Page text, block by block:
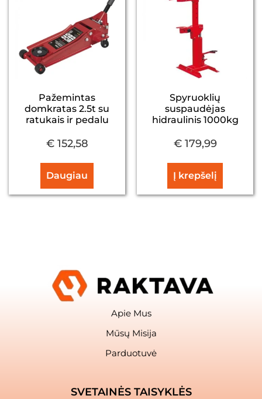
Pažemintas
domkratas 2.5t su
ratukais ir pedalu
€152,58
Daugiau
Spyruoklių
suspaudėjas
hidraulinis 1000kg
€179,99
Į krepšelį
Apie Mus
Mūsų Misija
Parduotuvė
SVETAINĖS TAISYKLĖS